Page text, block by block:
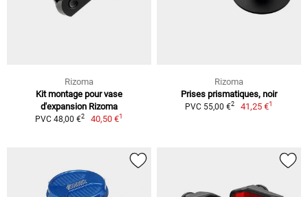
Rizoma
Kit montage pour vase
d'expansion Rizoma
PVC 48,00 €2 40,50 €1
Rizoma
Prises prismatiques, noir
PVC 55,00 €2 41,25 €1